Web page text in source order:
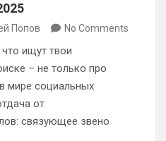
Попов No Comments
ищут твои
– не только про
мире социальных
от
связующее звено